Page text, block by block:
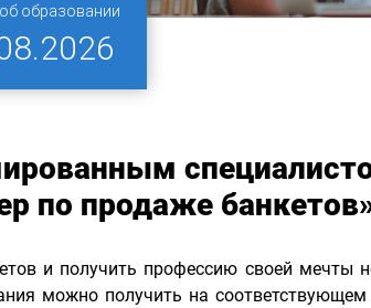
образовании
по продаже
и получить профессию своей мечты
можно получить на